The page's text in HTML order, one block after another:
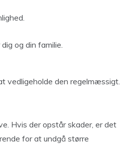
og din familie.
vedligeholde den regelmæssigt.
Hvis der opstår skader, er det
for at undgå større